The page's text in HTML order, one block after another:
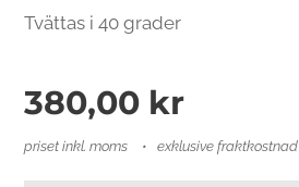
Tvättas i 40 grader
380,00 kr
priset inkl. moms exklusive fraktkostnad